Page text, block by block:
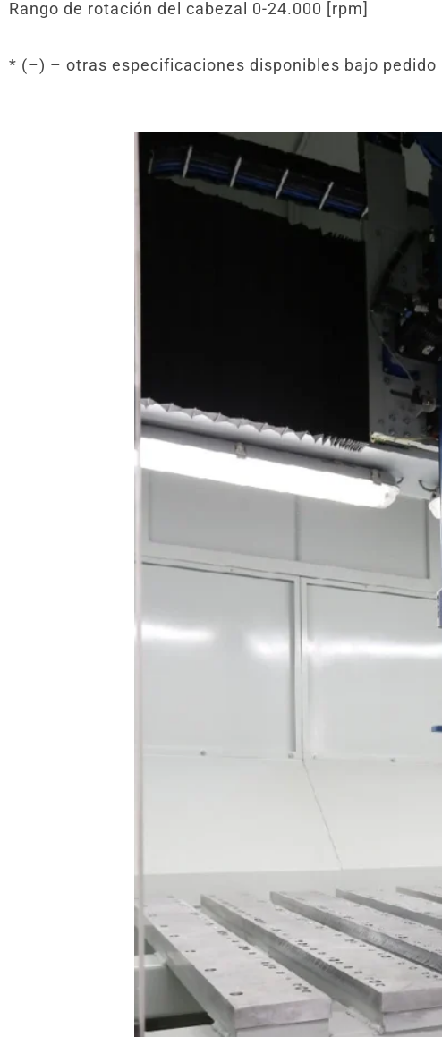
Rango de rotación del cabezal 0-24.000 [rpm]
* (–) – otras especificaciones disponibles bajo pedido